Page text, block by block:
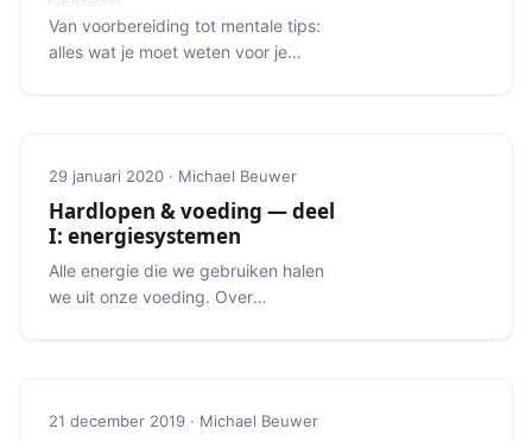
Van voorbereiding tot mentale tips:
alles wat je moet weten voor je
29 januari 2020 · Michael Beuwer
Hardlopen & voeding — deel
I: energiesystemen
Alle energie die we gebruiken halen
we uit onze voeding. Over
21 december 2019 · Michael Beuwer